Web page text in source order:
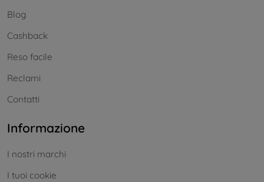
Blog
Cashback
Reso facile
Reclami
Contatti
Informazione
I nostri marchi
I tuoi cookie